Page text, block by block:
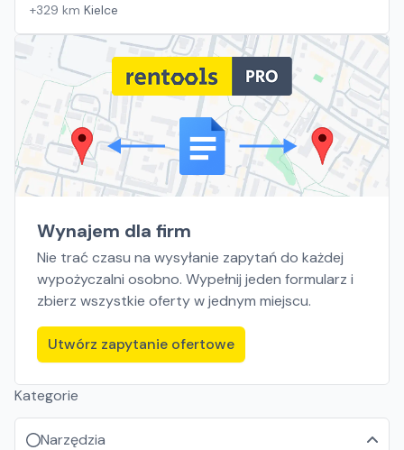
+329 km Kielce
Wynajem dla firm
Nie trać czasu na wysyłanie zapytań do każdej
wypożyczalni osobno. Wypełnij jeden formularz i
zbierz wszystkie oferty w jednym miejscu.
Utwórz zapytanie ofertowe
Kategorie
Narzędzia